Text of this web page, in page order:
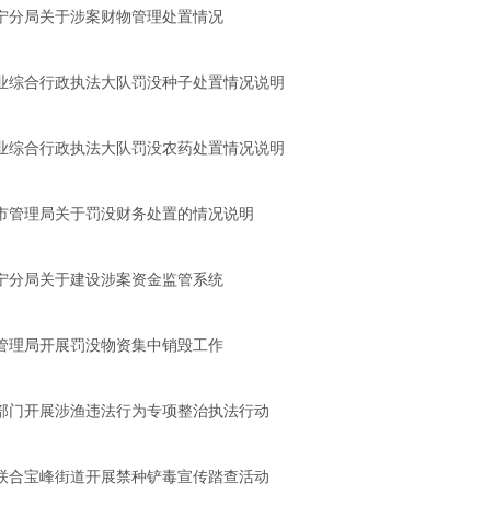
分局关于涉案财物管理处置情况
综合行政执法大队罚没种子处置情况说明
综合行政执法大队罚没农药处置情况说明
管理局关于罚没财务处置的情况说明
分局关于建设涉案资金监管系统
理局开展罚没物资集中销毁工作
门开展涉渔违法行为专项整治执法行动
合宝峰街道开展禁种铲毒宣传踏查活动